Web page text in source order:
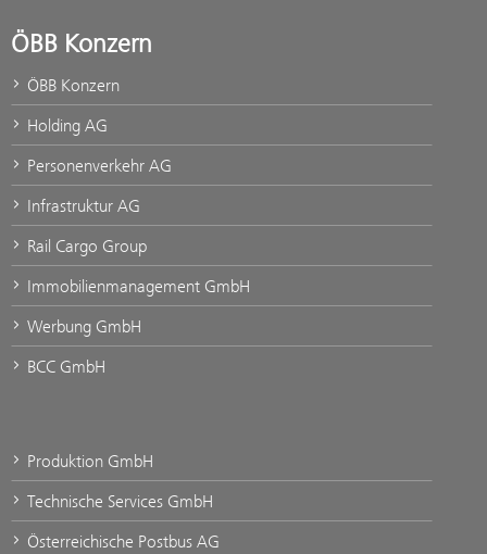
ÖBB Konzern
ÖBB Konzern
Holding AG
Personenverkehr AG
Infrastruktur AG
Rail Cargo Group
Immobilienmanagement GmbH
Werbung GmbH
BCC GmbH
Produktion GmbH
Technische Services GmbH
Österreichische Postbus AG